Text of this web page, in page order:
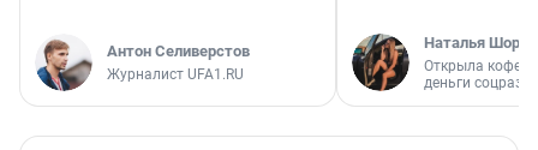
Антон Селиверстов
Журналист UFA1.RU
Наталья
Открыла
деньги